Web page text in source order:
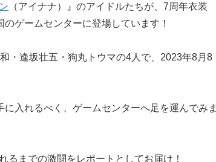
（アイナナ）』のアイドルたちが、7周年衣装
ゲームセンターに登場しています！
・逢坂壮五・狗丸トウマの4人で、2023年8月8
に入れるべく、ゲームセンターへ足を運んでみま
るまでの激闘 をレポートとしてお届け！